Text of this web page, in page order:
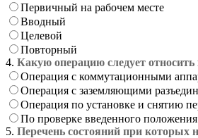
Первичный на рабочем месте
Вводный
Целевой
Повторный
4. Какую операцию следует
Операция с коммутационными
Операция с заземляющими
Операция по установке и снятию
По проверке введенного
5. Перечень состояний при которых